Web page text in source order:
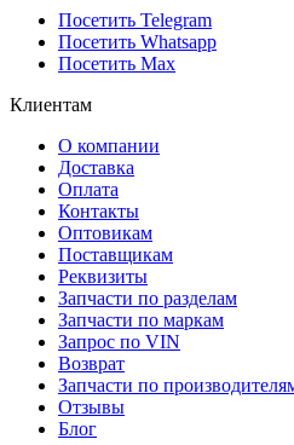
Посетить Telegram
Посетить Whatsapp
Посетить Max
Клиентам
О компании
Доставка
Оплата
Контакты
Оптовикам
Поставщикам
Реквизиты
Запчасти по разделам
Запчасти по маркам
Запрос по VIN
Возврат
Запчасти по
Отзывы
Блог